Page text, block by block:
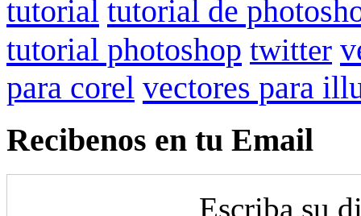
tutorial tutorial de
tutorial photoshop twitter
para corel vectores para
Recibenos en tu Email
Escriba su